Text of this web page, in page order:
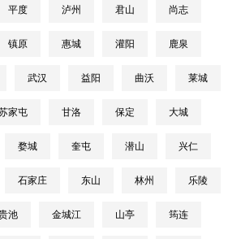
平度 泸州 君山 尚志
镇原 惠城 灌阳 鹿泉
武汉 益阳 曲沃 莱城
家屯 甘洛 保定 大城
婺城 奎屯 潜山 兴仁
石家庄 东山 林州 乐陵
池 金城江 山亭 筠连